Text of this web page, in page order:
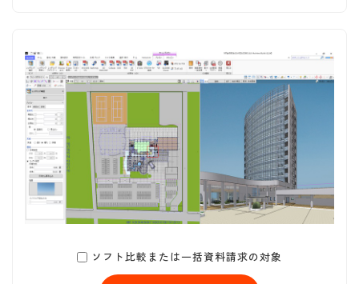
ソフト比較または一括資料請求の対象